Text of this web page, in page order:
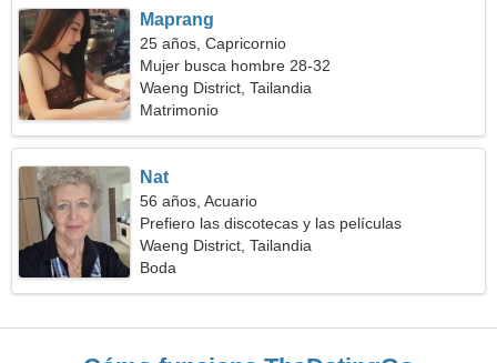
Maprang
25 años, Capricornio
Mujer busca hombre 28-32
Waeng District, Tailandia
Matrimonio
Nat
56 años, Acuario
Prefiero las discotecas y las películas
Waeng District, Tailandia
Boda